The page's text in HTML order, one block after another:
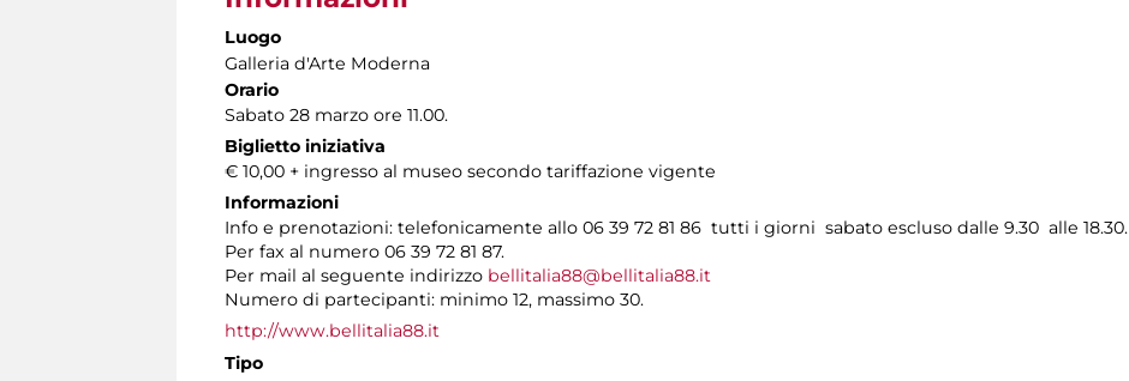
Luogo
Galleria d'Arte Moderna
Orario
Sabato 28 marzo ore 11.00.
Biglietto iniziativa
€ 10,00 + ingresso al museo secondo tariffazione vigente
Informazioni
Info e prenotazioni: telefonicamente allo 06 39 72 81 86 tutti i giorni sabato escluso dalle 9.30 alle 18.30.
Per fax al numero 06 39 72 81 87.
Per mail al seguente indirizzo bellitalia88@bellitalia88.it
Numero di partecipanti: minimo 12, massimo 30.
http://www.bellitalia88.it
Tipo